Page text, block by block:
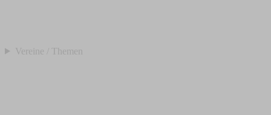
Vereine / Themen